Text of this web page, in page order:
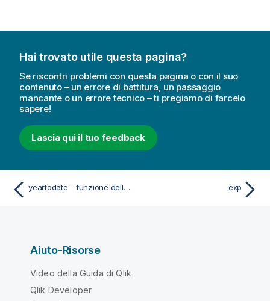
Hai trovato utile questa pagina?
Se riscontri problemi con questa pagina o con il suo
contenuto – un errore di battitura, un passaggio
mancante o un errore tecnico – ti pregiamo di farcelo
sapere!
Lascia qui il tuo feedback
yeartodate - funzione dello script e del grafico exp
Aiuto-Risorse
Video della Guida di Qlik
Qlik Developer